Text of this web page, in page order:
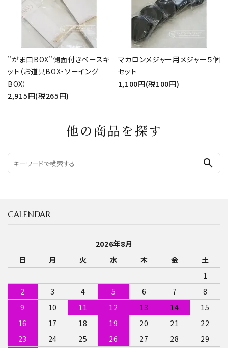
”がま口BOX”側面付きベースキ
ット（お道具BOX・ソーイング
BOX）
2,915円(税265円)
マカロンメジャー用メジャー５個
セット
1,100円(税100円)
他の商品を探す
search
CALENDAR
2026年8月
日
月 火 水 木 金
土
1
2
3 4 5 6 7
8
9
10 11 12 13 14
15
16
17 18 19 20 21
22
23
24 25 26 27 28
29